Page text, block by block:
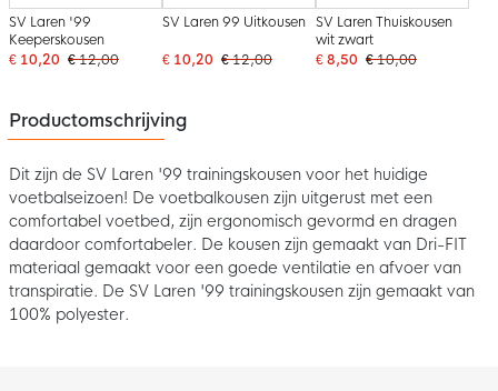
SV Laren '99
Keeperskousen
€ 10,20 € 12,00
SV Laren 99 Uitkousen
€ 10,20 € 12,00
SV Laren Thuiskousen
wit zwart
€ 8,50 € 10,00
Productomschrijving
Dit zijn de SV Laren '99 trainingskousen voor het huidige
voetbalseizoen! De voetbalkousen zijn uitgerust met een
comfortabel voetbed, zijn ergonomisch gevormd en dragen
daardoor comfortabeler. De kousen zijn gemaakt van Dri-FIT
materiaal gemaakt voor een goede ventilatie en afvoer van
transpiratie. De SV Laren '99 trainingskousen zijn gemaakt van
100% polyester.